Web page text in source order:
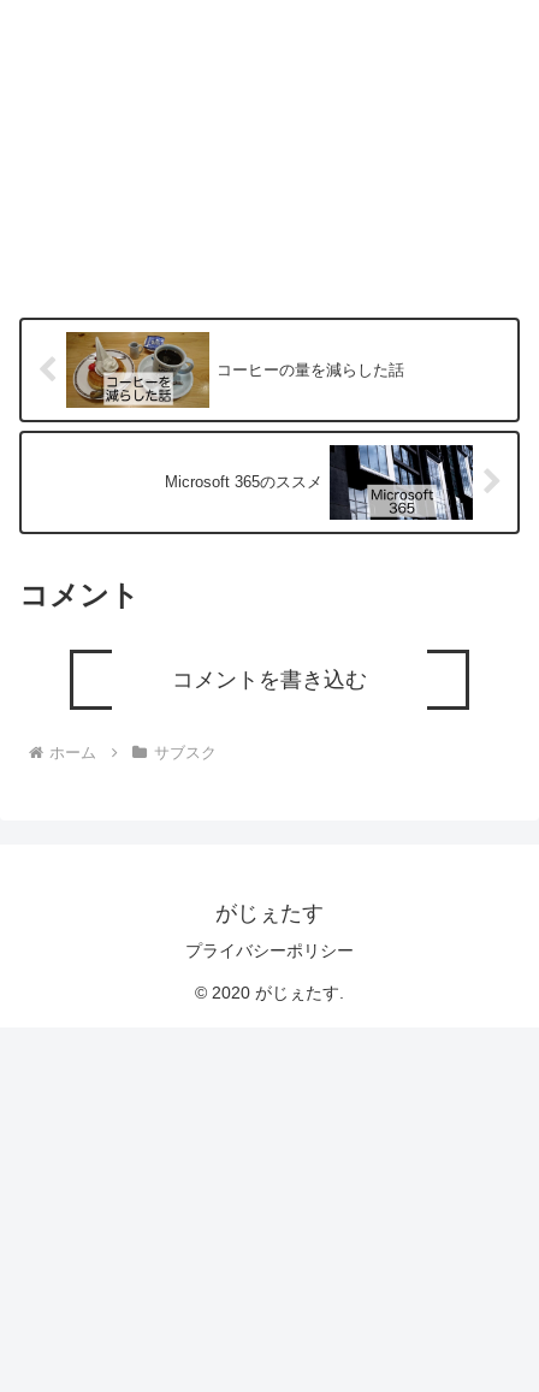
コーヒーの量を減らした話
Microsoft 365のススメ
コメント
コメントを書き込む
ホーム サブスク
がじぇたす
プライバシーポリシー
© 2020 がじぇたす.